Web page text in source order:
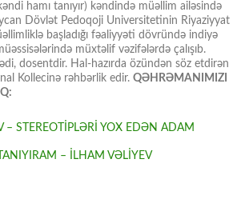
hamı tanıyır) kəndində müəllim ailəsində
Dövlət Pedoqoji Universitetinin Riyaziyyat
başladığı fəaliyyəti dövründə indiyə
müxtəlif vəzifələrdə çalışıb.
dosentdir. Hal-hazırda özündən söz etdirən
Kollecinə rəhbərlik edir. QƏHRƏMANIMIZI
– STEREOTİPLƏRİ YOX EDƏN ADAM
– İLHAM VƏLİYEV